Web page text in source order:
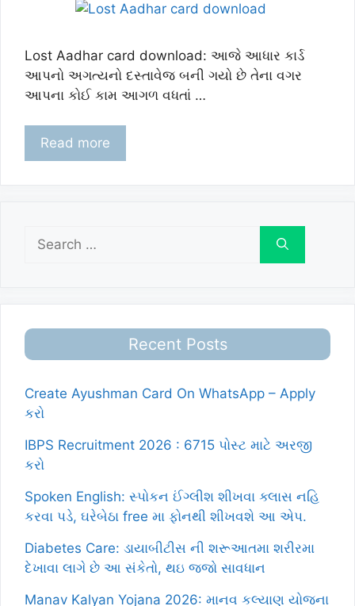
Lost Aadhar card download: આજે આધાર કાર્ડ
આપનો અગત્યનો દસ્તાવેજ બની ગયો છે તેના વગર
આપના કોઈ કામ આગળ વધતાં …
Read more
Search
for:
Recent Posts
Create Ayushman Card On WhatsApp – Apply
કરો
IBPS Recruitment 2026 : 6715 પોસ્ટ માટે અરજી
કરો
Spoken English: સ્પોકન ઈંગ્લીશ શીખવા ક્લાસ નહિ
કરવા પડે, ઘરેબેઠા free મા ફોનથી શીખવશે આ એપ.
Diabetes Care: ડાયાબીટીસ ની શરૂઆતમા શરીરમા
દેખાવા લાગે છે આ સંકેતો, થઇ જજો સાવધાન
Manav Kalyan Yojana 2026: માનવ કલ્યાણ યોજના